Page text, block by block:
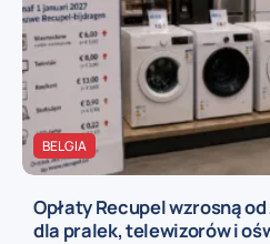
BELGIA
Opłaty Recupel wzrosną
dla pralek, telewizorów i